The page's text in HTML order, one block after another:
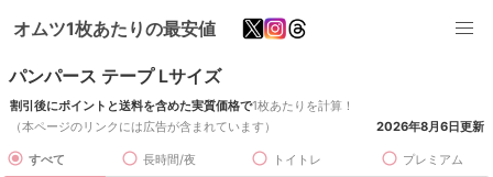
オムツ1枚あたりの最安値
パンパース テープ Lサイズ
割引後にポイントと送料を含めた実質価格で1枚あたりを計算！
（本ページのリンクには広告が含まれています）
2026年8月6日更新
すべて 長時間/夜 トイトレ プレミアム